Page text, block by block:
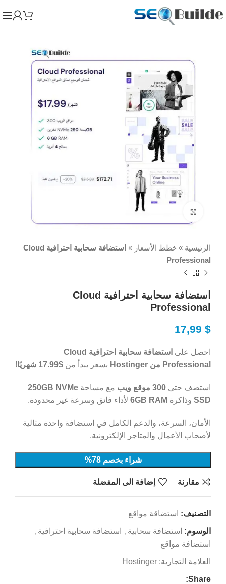
اضغط للتكبير
الرئيسية » خطط الأسعار »
استضافة سحابية احترافية Cloud
Professional
استضافة سحابية احترافية Cloud
Professional
17,99 $
احصل على
استضافة سحابية احترافية Cloud
Professional من Hostinger
بسعر يبدأ من $17.99 شهريًا !
استضف حتى 300 موقع ويب مع مساحة 250GB NVMe
SSD وذاكرة 6GB RAM لأداء فائق وسرعة غير محدودة.
الأمان، السرعة، والدعم الكامل في استضافة واحدة مثالية
لأصحاب الأعمال والمتاجر الإلكترونية.
شراء بخصم 78%
مقارنة إضافة الى المفضلة
التصنيف: استضاقة مواقع
الوسوم: استضافة سحابية , استضافة سحابية احترافية ,
استضافة مواقع
العلامة التجارية: Hostinger
Share: